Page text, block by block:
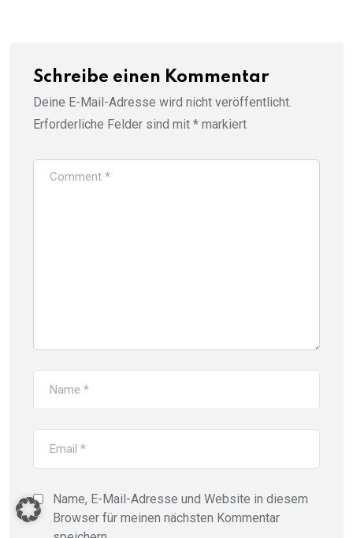
Schreibe einen Kommentar
Deine E-Mail-Adresse wird nicht veröffentlicht.
Erforderliche Felder sind mit * markiert
Name, E-Mail-Adresse und Website in diesem
Browser für meinen nächsten Kommentar